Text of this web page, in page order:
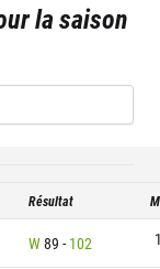
la saison
Résultat
W89 - 102